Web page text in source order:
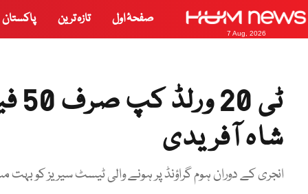
7 Aug, 2026
صفحۂ اول تازہ ترین پاکستان
شاہ آفریدی
انجری کے دوران ہوم گراؤنڈ پر ہونے والی ٹیسٹ سیریز کو بہت